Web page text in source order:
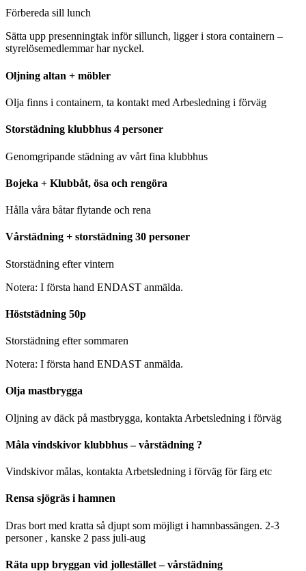
Förbereda sill lunch
Sätta upp presenningtak inför sillunch, ligger i stora containern –
styrelösemedlemmar har nyckel.
Oljning altan + möbler
Olja finns i containern, ta kontakt med Arbesledning i förväg
Storstädning klubbhus 4 personer
Genomgripande städning av vårt fina klubbhus
Bojeka + Klubbåt, ösa och rengöra
Hålla våra båtar flytande och rena
Vårstädning + storstädning 30 personer
Storstädning efter vintern
Notera: I första hand ENDAST anmälda.
Höststädning 50p
Storstädning efter sommaren
Notera: I första hand ENDAST anmälda.
Olja mastbrygga
Oljning av däck på mastbrygga, kontakta Arbetsledning i förväg
Måla vindskivor klubbhus – vårstädning ?
Vindskivor målas, kontakta Arbetsledning i förväg för färg etc
Rensa sjögräs i hamnen
Dras bort med kratta så djupt som möjligt i hamnbassängen. 2-3
personer , kanske 2 pass juli-aug
Räta upp bryggan vid jollestället – vårstädning